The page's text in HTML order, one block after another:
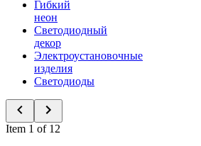
Гибкий
неон
Светодиодный
декор
Электроустановочные
изделия
Светодиоды
Item 1 of 12